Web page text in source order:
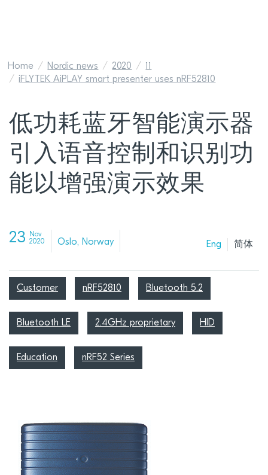
Home Nordic news 2020
iFLYTEK AiPLAY smart presenter uses nRF52810
低功耗蓝牙智能演示器
引入语音控制和识别功
能以增强演示效果
23
Nov
2020
Oslo, Norway Eng 简体
Customer nRF52810 Bluetooth 5.2
Bluetooth LE 2.4GHz proprietary HID
Education nRF52 Series